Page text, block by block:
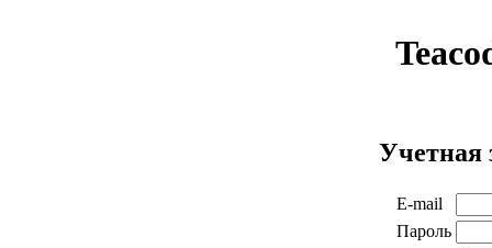
Учетная
E-mail
Пароль